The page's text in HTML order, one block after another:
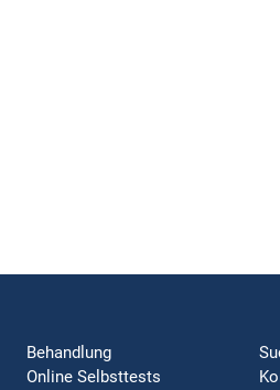
Behandlung
Online Selbsttests